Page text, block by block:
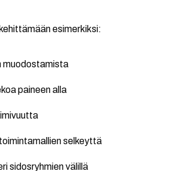
esimerkiksi:
muodostamista
paineen alla
selkeyttä
sidosryhmien välillä